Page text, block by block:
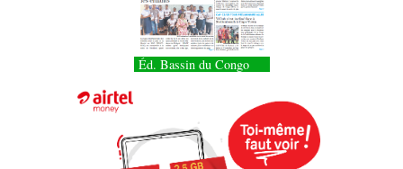
Éd. Bassin du Congo